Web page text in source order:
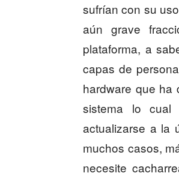
sufrían con su
aún grave
plataforma, a
capas de
hardware que ha
sistema lo cual
actualizarse a la
muchos casos,
necesite